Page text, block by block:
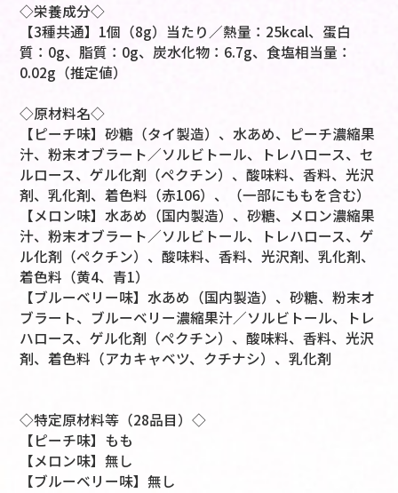
◇栄養成分◇
【3種共通】1個（8g）当たり／熱量：25kcal、蛋白
質：0g、脂質：0g、炭水化物：6.7g、食塩相当量：
0.02g（推定値）
◇原材料名◇
【ピーチ味】砂糖（タイ製造）、水あめ、ピーチ濃縮果
汁、粉末オブラート／ソルビトール、トレハロース、セ
ルロース、ゲル化剤（ペクチン）、酸味料、香料、光沢
剤、乳化剤、着色料（赤106）、（一部にももを含む）
【メロン味】水あめ（国内製造）、砂糖、メロン濃縮果
汁、粉末オブラート／ソルビトール、トレハロース、ゲ
ル化剤（ペクチン）、酸味料、香料、光沢剤、乳化剤、
着色料（黄4、青1）
【ブルーベリー味】水あめ（国内製造）、砂糖、粉末オ
ブラート、ブルーベリー濃縮果汁／ソルビトール、トレ
ハロース、ゲル化剤（ペクチン）、酸味料、香料、光沢
剤、着色料（アカキャベツ、クチナシ）、乳化剤
◇特定原材料等（28品目）◇
【ピーチ味】もも
【メロン味】無し
【ブルーベリー味】無し